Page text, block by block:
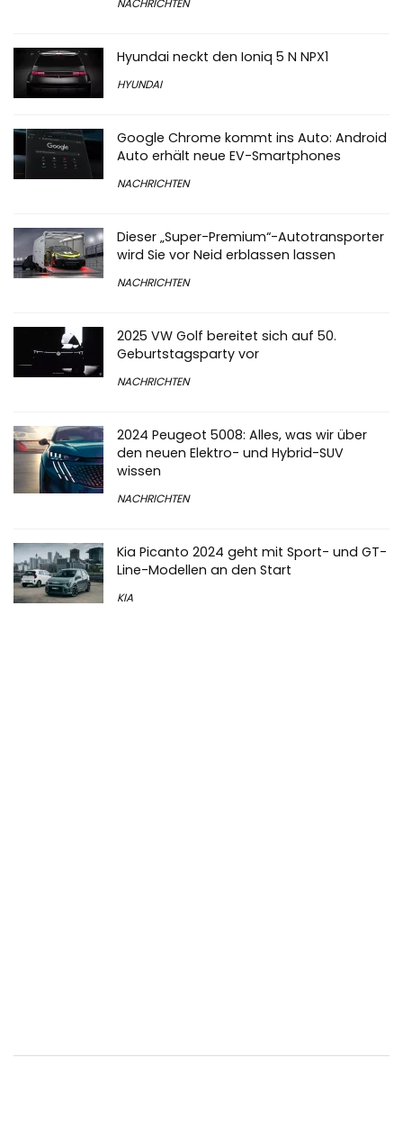
NACHRICHTEN
Hyundai neckt den Ioniq 5 N NPX1
HYUNDAI
Google Chrome kommt ins Auto: Android
Auto erhält neue EV-Smartphones
NACHRICHTEN
Dieser „Super-Premium“-Autotransporter
wird Sie vor Neid erblassen lassen
NACHRICHTEN
2025 VW Golf bereitet sich auf 50.
Geburtstagsparty vor
NACHRICHTEN
2024 Peugeot 5008: Alles, was wir über
den neuen Elektro- und Hybrid-SUV
wissen
NACHRICHTEN
Kia Picanto 2024 geht mit Sport- und GT-
Line-Modellen an den Start
KIA